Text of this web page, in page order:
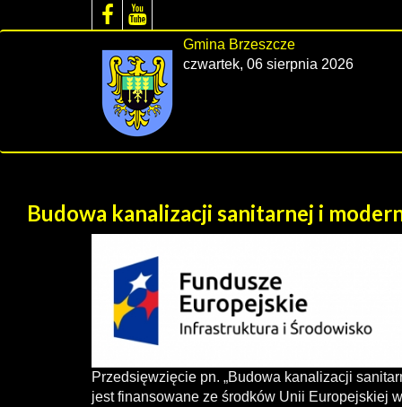
Gmina Brzeszcze
czwartek, 06 sierpnia 2026
Budowa kanalizacji sanitarnej i
Przedsięwzięcie pn. „Budowa kanalizacji
jest finansowane ze środków Unii Europejskiej